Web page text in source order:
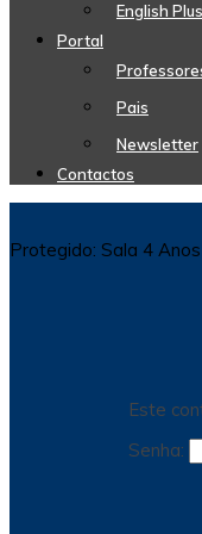
English Plus
Portal
Pais
Newsletter
Contactos
Protegido: Sala 4 Anos
Este
Senha: